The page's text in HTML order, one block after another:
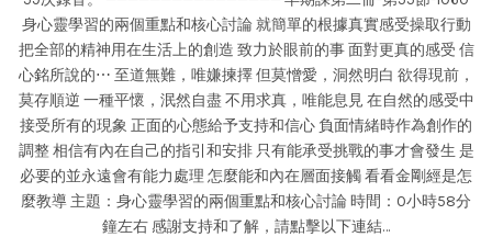
身心靈學習的兩個重點和核心討論 就簡單的根據真實感受操取行動
把全部的精神用在生活上的創造 致力於眼前的事 面對更真的感受 信
心銘所說的⋯ 至道無難，唯嫌揀擇 但莫憎愛，洞然明白 欲得現前，
莫存順逆 一種平懷，泯然自盡 不用求真，唯能息見 在自然的感受中
接受所有的現象 正面的心態給予支持和信心 負面情緒時作為創作的
調整 相信有內在自己的指引和安排 只有能承受挑戰的事才會發生 是
必要的並永遠會有能力處理 怎麼能和內在層面接觸 看看金剛經是怎
麼教導 主題：身心靈學習的兩個重點和核心討論 時間：0小時58分
鐘左右 感謝支持和了解，請點擊以下連結…